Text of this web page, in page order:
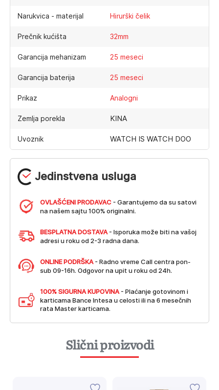
Jedinstvena usluga
OVLAŠĆENI PRODAVAC - Garantujemo da su satovi
na našem sajtu 100% originalni.
BESPLATNA DOSTAVA - Isporuka može biti na vašoj
adresi u roku od 2-3 radna dana.
ONLINE PODRŠKA - Radno vreme Call centra pon-
sub 09-16h. Odgovor na upit u roku od 24h.
100% SIGURNA KUPOVINA - Plaćanje gotovinom i
karticama Bance Intesa u celosti ili na 6 mesečnih
rata Master karticama.
Narukvica - materijal Hirurški čelik
Prečnik kućišta 32mm
Garancija mehanizam 25 meseci
Garancija baterija 25 meseci
Prikaz Analogni
Zemlja porekla KINA
Uvoznik WATCH IS WATCH DOO
Slični proizvodi